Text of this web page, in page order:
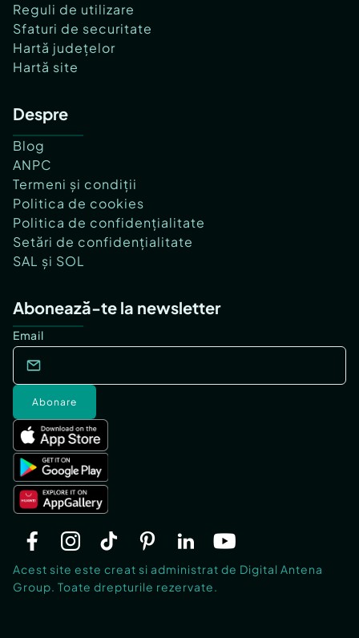
Reguli de utilizare
Sfaturi de securitate
Hartă județelor
Hartă site
Despre
Blog
ANPC
Termeni și condiții
Politica de cookies
Politica de confidențialitate
Setări de confidențialitate
SAL și SOL
Abonează-te la newsletter
Email
Abonare
Acest site este creat si administrat de Digital Antena
Group. Toate drepturile rezervate.